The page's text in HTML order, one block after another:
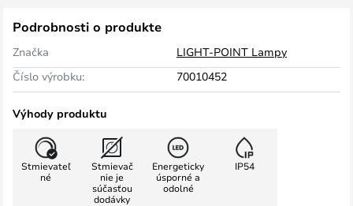
Podrobnosti o produkte
Značka
LIGHT-POINT Lampy
Číslo výrobku:
70010452
Výhody produktu
Stmievateľ
né
Stmievač
nie je
súčasťou
dodávky
Energeticky
úsporné a
odolné
IP54